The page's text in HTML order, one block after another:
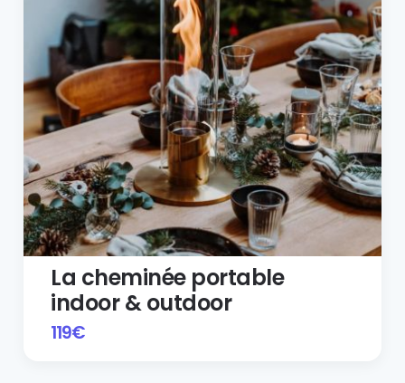
La cheminée portable
indoor & outdoor
119€